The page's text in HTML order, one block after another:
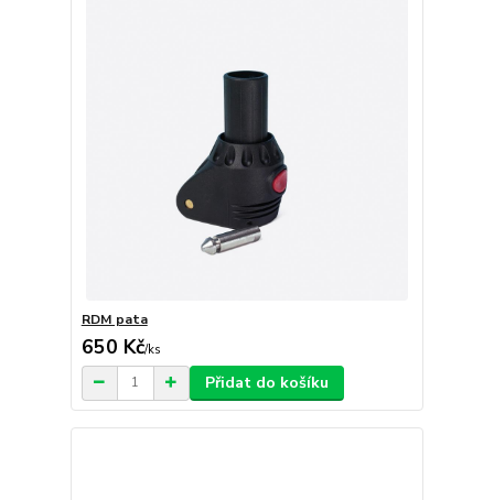
RDM pata
650 Kč/ks
Přidat do košíku